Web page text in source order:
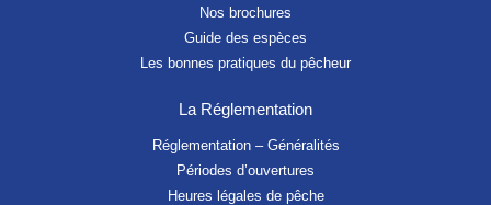
Nos brochures
Guide des espèces
Les bonnes pratiques du pêcheur
La Réglementation
Réglementation – Généralités
Périodes d’ouvertures
Heures légales de pêche